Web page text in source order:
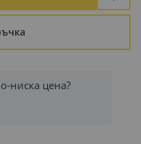
ниска цена?